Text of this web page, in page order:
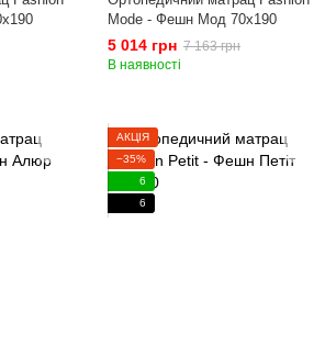
Mode - Фешн Мод 70x190
5 014 грн 7 163 грн
В наявності
АКЦІЯ
−35%
6
6